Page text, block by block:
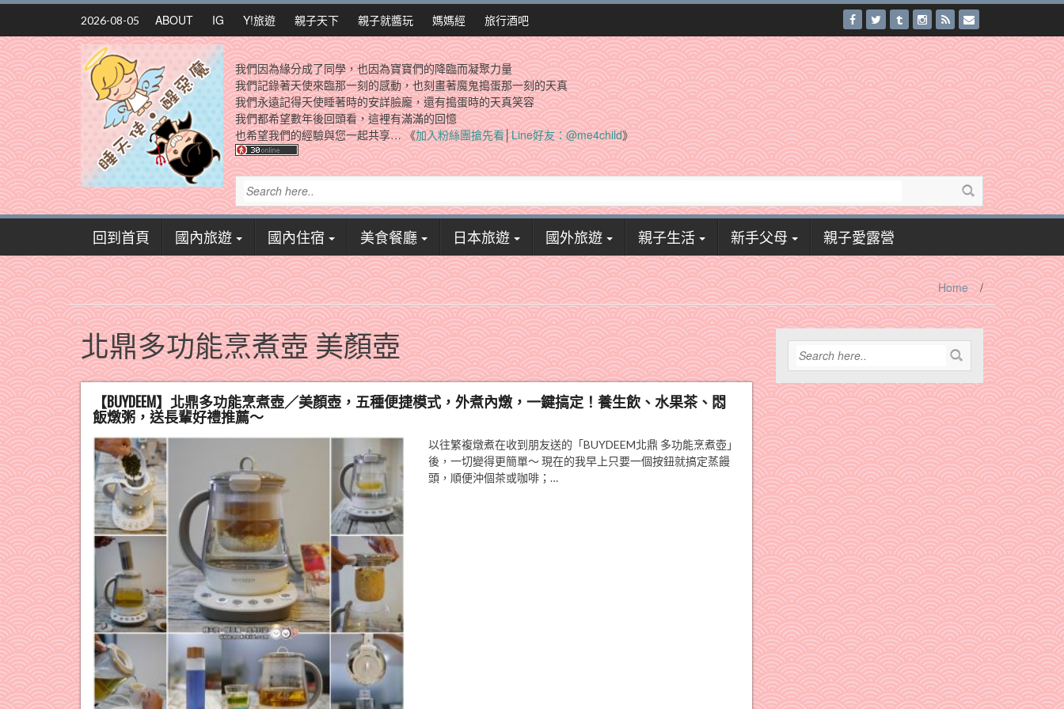
Skip
content
2026-08-05 ABOUT IG Y!旅遊 親子天下 親子就醬玩 媽媽經 旅行酒吧
我們因為緣分成了同學，也因為寶寶們的降臨而凝聚力量
我們記錄著天使來臨那一刻的感動，也刻畫著魔鬼搗蛋那一刻的天真
我們永遠記得天使睡著時的安詳臉龐，還有搗蛋時的天真笑容
我們都希望數年後回頭看，這裡有滿滿的回憶
也希望我們的經驗與您一起共享… 《加入粉絲團搶先看│Line好友：@me4child》
回到首頁 國內旅遊 國內住宿 美食餐廳 日本旅遊 國外旅遊 親子生活 新手父母 親子愛露營
Home /
北鼎多功能烹煮壺 美顏壺
【BUYDEEM】北鼎多功能烹煮壺／美顏壺，五種便捷模式，外煮內燉，一鍵搞定！養生飲、水果茶、悶
飯燉粥，送長輩好禮推薦～
以往繁複燉煮在收到朋友送的「BUYDEEM北鼎 多功能烹煮壺」
後，一切變得更簡單～ 現在的我早上只要一個按鈕就搞定蒸饅
頭，順便沖個茶或咖啡；…